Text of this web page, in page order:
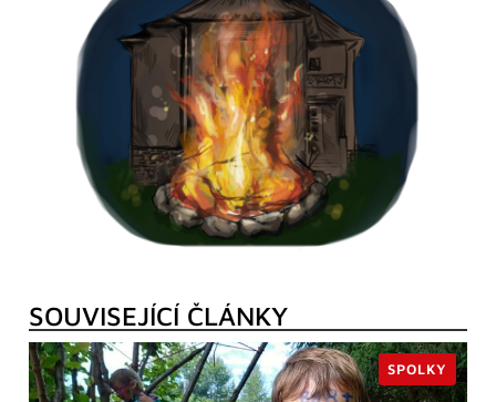
SOUVISEJÍCÍ ČLÁNKY
SPOLKY